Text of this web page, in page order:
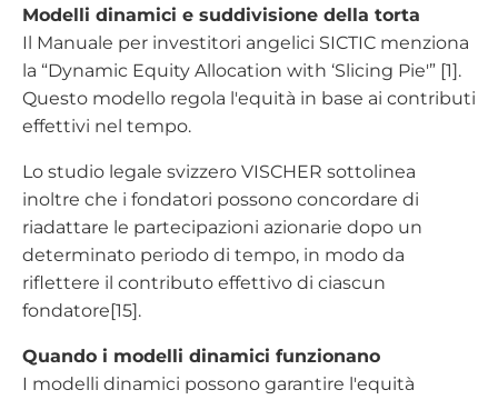
Modelli dinamici e suddivisione della torta
Il Manuale per investitori angelici SICTIC menziona
la “Dynamic Equity Allocation with ‘Slicing Pie'” [1].
Questo modello regola l'equità in base ai contributi
effettivi nel tempo.
Lo studio legale svizzero VISCHER sottolinea
inoltre che i fondatori possono concordare di
riadattare le partecipazioni azionarie dopo un
determinato periodo di tempo, in modo da
riflettere il contributo effettivo di ciascun
fondatore[15].
Quando i modelli dinamici funzionano
I modelli dinamici possono garantire l'equità